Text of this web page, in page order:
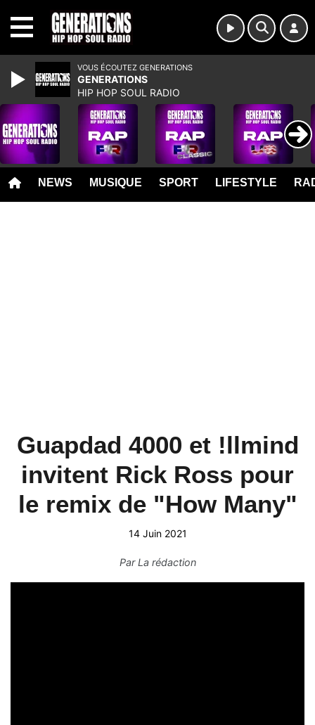
NEWS MUSIQUE SPORT LIFESTYLE
Guapdad 4000 et !llmind
invitent Rick Ross pour
le remix de "How Many"
14 Juin 2021
ParLa rédaction
VOUS ÉCOUTEZ GENERATIONS
GENERATIONS
HIP HOP SOUL RADIO